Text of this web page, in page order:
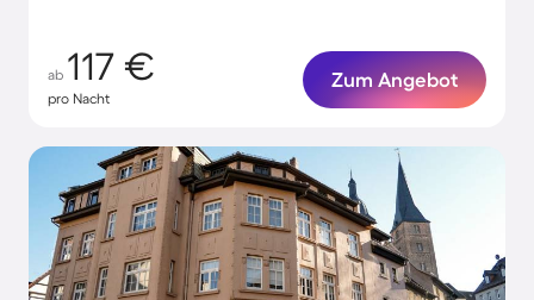
ab 117 €
pro Nacht
Zum Angebot